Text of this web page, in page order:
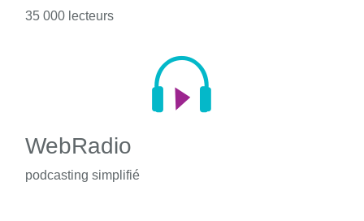
35 000 lecteurs
WebRadio
podcasting simplifié